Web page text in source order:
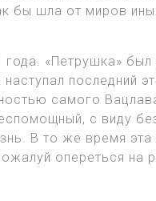
бы шла от миров
«Петрушка»
последний
самого
с виду
В то же время эта
опереться на